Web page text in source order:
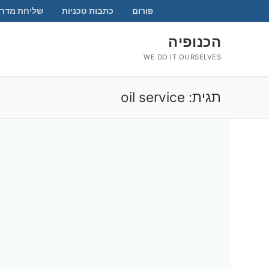
לתוכן
פורום כתבות טכניות שליחת
הכנופיה
WE DO IT OURSELVES
תגית: oil service